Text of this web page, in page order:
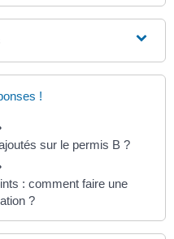
!
sur le permis B ?
: comment faire une
?